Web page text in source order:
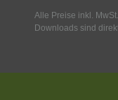
Alle Preise inkl.
Downloads sind